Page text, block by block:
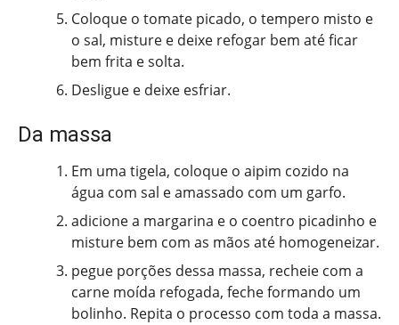
Coloque o tomate picado, o tempero misto e
o sal, misture e deixe refogar bem até ficar
bem frita e solta.
Desligue e deixe esfriar.
Da massa
Em uma tigela, coloque o aipim cozido na
água com sal e amassado com um garfo.
adicione a margarina e o coentro picadinho e
misture bem com as mãos até homogeneizar.
pegue porções dessa massa, recheie com a
carne moída refogada, feche formando um
bolinho. Repita o processo com toda a massa.